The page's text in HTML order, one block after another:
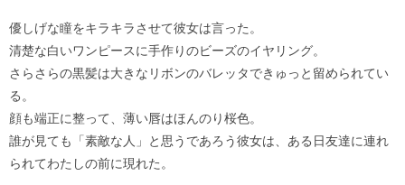
優しげな瞳をキラキラさせて彼女は言った。
清楚な白いワンピースに手作りのビーズのイヤリング。
さらさらの黒髪は大きなリボンのバレッタできゅっと留められてい
る。
顔も端正に整って、薄い唇はほんのり桜色。
誰が見ても「素敵な人」と思うであろう彼女は、ある日友達に連れ
られてわたしの前に現れた。